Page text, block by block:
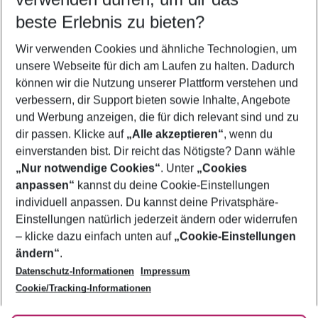
5-8 Nächte
2 Erwachsene Keine Kinder
Mehr Filter anzeigen
Footer
Footer navigation
Über uns
AGB
Bestpreisgarantie
Cookie-Einstellungen ändern
Cookie-Richtlinie
Agenturbetreuung
Barrierefreies Reisen
Folge uns
beste Erlebnis zu bieten?
Wir verwenden Cookies und ähnliche Technologien, um
unsere Webseite für dich am Laufen zu halten. Dadurch
können wir die Nutzung unserer Plattform verstehen und
verbessern, dir Support bieten sowie Inhalte, Angebote
und Werbung anzeigen, die für dich relevant sind und zu
dir passen. Klicke auf „Alle akzeptieren“, wenn du
einverstanden bist. Dir reicht das Nötigste? Dann wähle
„Nur notwendige Cookies“. Unter „Cookies
anpassen“ kannst du deine Cookie-Einstellungen
individuell anpassen. Du kannst deine Privatsphäre-
Einstellungen natürlich jederzeit ändern oder widerrufen
– klicke dazu einfach unten auf „Cookie-Einstellungen
ändern“.
Datenschutz-Informationen
Impressum
Cookie/Tracking-Informationen